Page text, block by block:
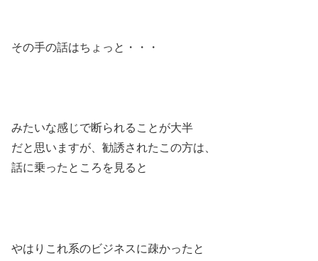
その手の話はちょっと・・・
みたいな感じで断られることが大半
だと思いますが、勧誘されたこの方は、
話に乗ったところを見ると
やはりこれ系のビジネスに疎かったと